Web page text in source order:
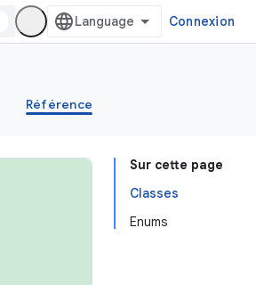
Connexion
Référence
Sur cette page
Classes
Enums